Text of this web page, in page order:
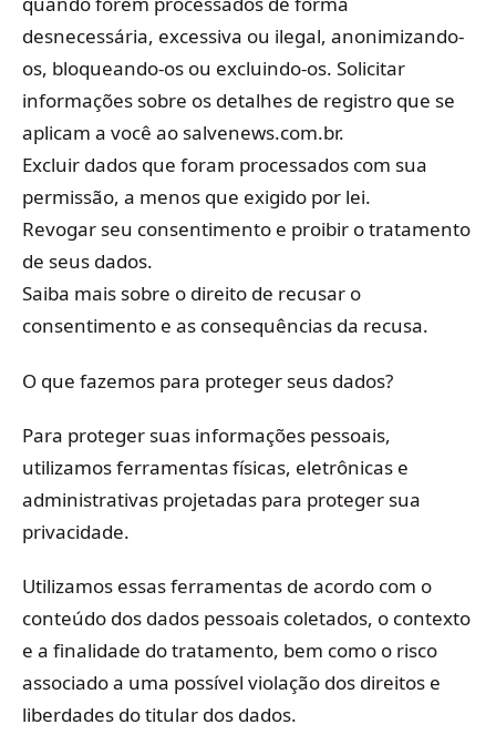
desnecessária, excessiva ou ilegal, anonimizando-
os, bloqueando-os ou excluindo-os. Solicitar
informações sobre os detalhes de registro que se
aplicam a você ao salvenews.com.br.
Excluir dados que foram processados com sua
permissão, a menos que exigido por lei.
Revogar seu consentimento e proibir o tratamento
de seus dados.
Saiba mais sobre o direito de recusar o
consentimento e as consequências da recusa.
O que fazemos para proteger seus dados?
Para proteger suas informações pessoais,
utilizamos ferramentas físicas, eletrônicas e
administrativas projetadas para proteger sua
privacidade.
Utilizamos essas ferramentas de acordo com o
conteúdo dos dados pessoais coletados, o contexto
e a finalidade do tratamento, bem como o risco
associado a uma possível violação dos direitos e
liberdades do titular dos dados.